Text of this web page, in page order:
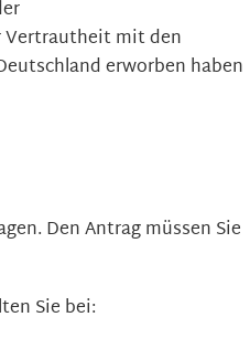
Vertrautheit mit den
erworben haben
Den Antrag müssen Sie
Sie bei: